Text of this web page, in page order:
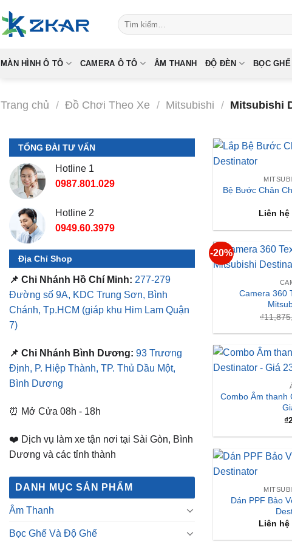
to
content
Tìm
kiếm:
MÀN HÌNH Ô TÔ CAMERA Ô TÔ ÂM THANH ĐỘ ĐÈN BỌC
Trang chủ / Đồ Chơi Theo Xe / Mitsubishi / Mitsubishi
TỔNG ĐÀI TƯ VẤN
Hotline 1
0987.801.029
Hotline 2
0949.60.3979
Địa Chỉ Shop
📌 Chi Nhánh Hồ Chí Minh: 277-279
Đường số 9A, KDC Trung Sơn, Bình
Chánh, Tp.HCM (giáp khu Him Lam Quận
7)
📌 Chi Nhánh Bình Dương: 93 Trương
Định, P. Hiệp Thành, TP. Thủ Dầu Một,
Bình Dương
⏰ Mở Cửa 08h - 18h
❤️ Dịch vụ làm xe tận nơi tại Sài Gòn, Bình
Dương và các tỉnh thành
DANH MỤC SẢN PHẨM
Âm Thanh
Bọc Ghế Và Độ Ghế
Bệ Bước Chân
Liên
-20%
Camera 360
₫
Combo Âm thanh
₫
Dán PPF Bảo
Liên